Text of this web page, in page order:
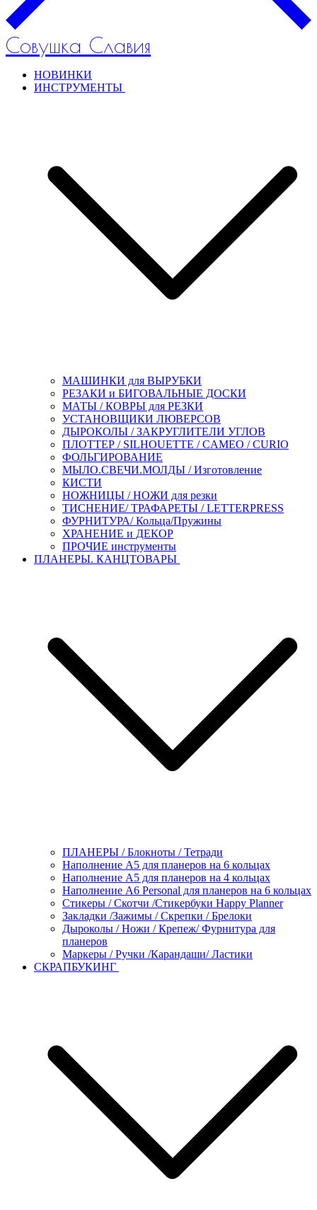
Совушка Славия
НОВИНКИ
ИНСТРУМЕНТЫ
МАШИНКИ для ВЫРУБКИ
РЕЗАКИ и БИГОВАЛЬНЫЕ ДОСКИ
МАТЫ / КОВРЫ для РЕЗКИ
УСТАНОВЩИКИ ЛЮВЕРСОВ
ДЫРОКОЛЫ / ЗАКРУГЛИТЕЛИ УГЛОВ
ПЛОТТЕР / SILHOUETTE / CAMEO / CURIO
ФОЛЬГИРОВАНИЕ
МЫЛО.СВЕЧИ.МОЛДЫ / Изготовление
КИСТИ
НОЖНИЦЫ / НОЖИ для резки
ТИСНЕНИЕ/ ТРАФАРЕТЫ / LETTERPRESS
ФУРНИТУРА/ Кольца/Пружины
ХРАНЕНИЕ и ДЕКОР
ПРОЧИЕ инструменты
ПЛАНЕРЫ. КАНЦТОВАРЫ
ПЛАНЕРЫ / Блокноты / Тетради
Наполнение А5 для планеров на 6 кольцах
Наполнение А5 для планеров на 4 кольцах
Наполнение А6 Personal для планеров на 6 кольцах
Стикеры / Скотчи /Стикербуки Happy Planner
Закладки /Зажимы / Скрепки / Брелоки
Дыроколы / Ножи / Крепеж/ Фурнитура для
планеров
Маркеры / Ручки /Карандаши/ Ластики
СКРАПБУКИНГ